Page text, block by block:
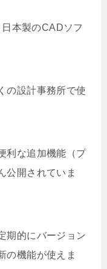
本製のCADソフ
の設計事務所で使
利な追加機能（プ
公開されていま
期的にバージョン
の機能が使えま